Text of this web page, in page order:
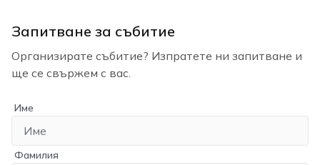
Запитване за събитие
Организирате събитие? Изпратете ни запитване и
ще се свържем с вас.
Име
Фамилия